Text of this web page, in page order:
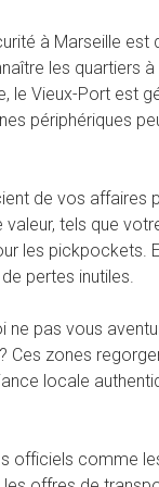
à Marseille est
les quartiers
le Vieux-Port est
périphériques
de vos affaires
tels que
les pickpockets.
pertes inutiles.
pas vous
Ces zones
locale
officiels comme